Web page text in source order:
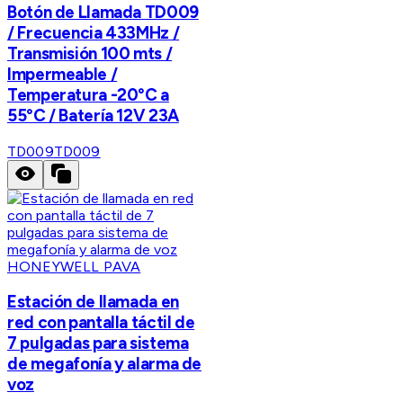
Botón de Llamada TD009
/ Frecuencia 433MHz /
Transmisión 100 mts /
Impermeable /
Temperatura -20°C a
55°C / Batería 12V 23A
TD009TD009
HONEYWELL PAVA
Estación de llamada en
red con pantalla táctil de
7 pulgadas para sistema
de megafonía y alarma de
voz